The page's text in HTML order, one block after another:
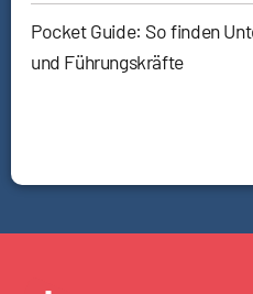
Pocket Guide: So finden
und Führungskräfte